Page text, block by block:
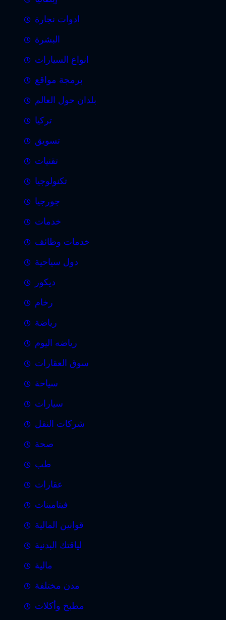
ادوات نجارة
البشرة
انواع السيارات
برمجة مواقع
بلدان حول العالم
تركيا
تسويق
تقنيات
تكنولوجيا
جورجيا
خدمات
خدمات وظائف
دول سياحية
ديكور
رخام
رياضة
رياضه اليوم
سوق العقارات
سياحة
سيارات
شركات النقل
صحة
طب
عقارات
فيتامينات
قوانين المالية
لياقتك البدنية
مالية
مدن مختلفة
مطبخ وأكلات